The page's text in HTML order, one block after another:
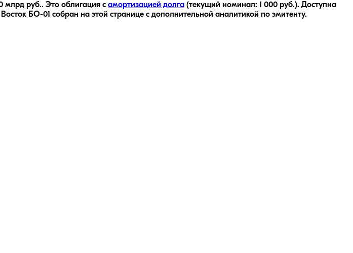
млрд руб.. Это облигация с амортизацией долга (текущий номинал: 1 000 руб.). Доступна
БО-01 собран на этой странице с дополнительной аналитикой по эмитенту.